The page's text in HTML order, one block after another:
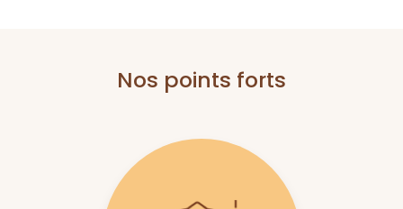
Nos points forts